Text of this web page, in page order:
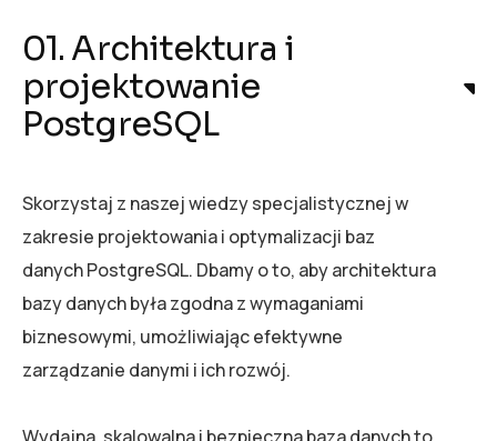
01. Architektura i
projektowanie
PostgreSQL
Skorzystaj z naszej wiedzy specjalistycznej w
zakresie projektowania i optymalizacji baz
danych PostgreSQL. Dbamy o to, aby architektura
bazy danych była zgodna z wymaganiami
biznesowymi, umożliwiając efektywne
zarządzanie danymi i ich rozwój.